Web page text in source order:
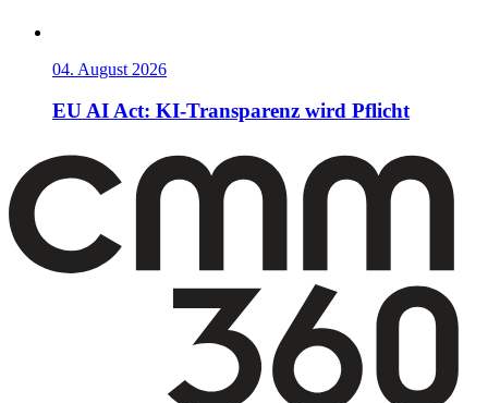
04. August 2026
EU AI Act: KI-Transparenz wird Pflicht